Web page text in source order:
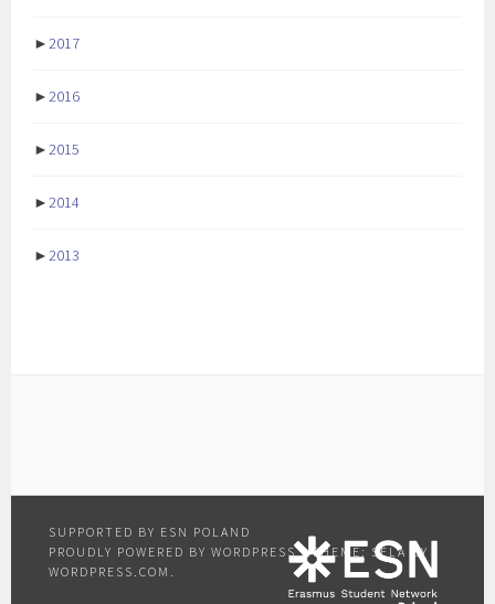
►2017
►2016
►2015
►2014
►2013
PROUDLY POWERED BY WORDPRESS |THEME: SELA BY
WORDPRESS.COM